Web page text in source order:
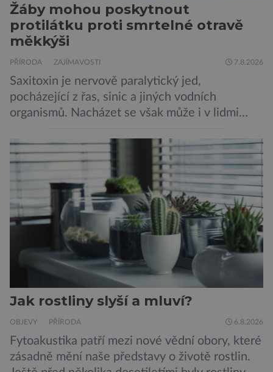
Žáby mohou poskytnout
protilátku proti smrtelné otravě
měkkýši
PŘÍRODA ZAJÍMAVOSTI 7.8.2026
Saxitoxin je nervově paralytický jed,
pocházející z řas, sinic a jiných vodních
organismů. Nacházet se však může i v lidmi
slávky. K příznakům otravy patří paralýza
dýchacích cest, dojít však může až k udušení.
Dosud proti tomuto jedu neexistovala
protilátka, nyní ji zřejmě vědci objevili, ovšem
její zdroj je […]
Jak rostliny slyší a mluví?
OBJEVY PŘÍRODA 6.8.2026
Fytoakustika patří mezi nové vědní obory, které
zásadně mění naše představy o životě rostlin.